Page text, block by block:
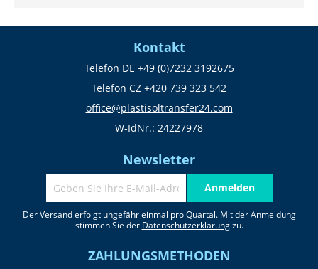
Kontakt
Telefon DE +49 (0)7232 3192675
Telefon CZ +420 739 323 542
office@plastisoltransfer24.com
W-IdNr.: 24227978
Newsletter
Anmelden
Der Versand erfolgt ungefähr einmal pro Quartal. Mit der Anmeldung
stimmen Sie der Datenschutzerklärungzu.
ZAHLUNGSMETHODEN